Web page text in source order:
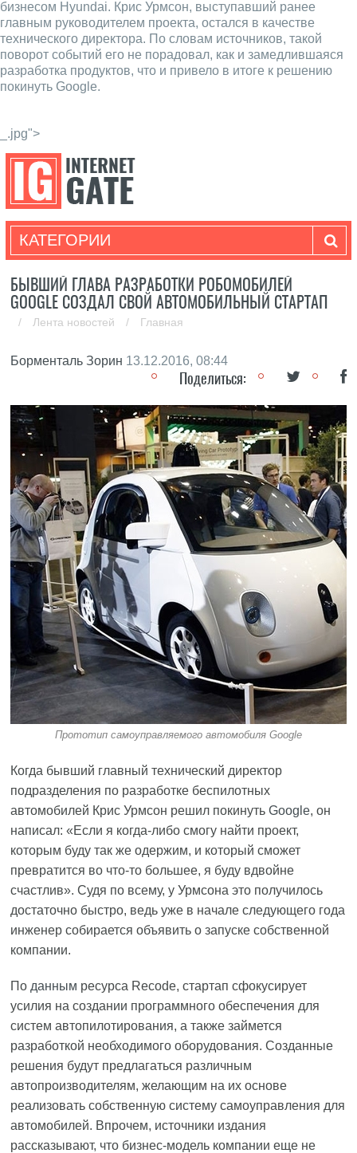
бизнесом Hyundai. Крис Урмсон, выступавший ранее
главным руководителем проекта, остался в качестве
технического директора. По словам источников, такой
поворот событий его не порадовал, как и замедлившаяся
разработка продуктов, что и привело в итоге к решению
покинуть Google.
_.jpg">
КАТЕГОРИИ
БЫВШИЙ ГЛАВА РАЗРАБОТКИ РОБОМОБИЛЕЙ
GOOGLE СОЗДАЛ СВОЙ АВТОМОБИЛЬНЫЙ СТАРТАП
/ Лента новостей / Главная
Борменталь Зорин 13.12.2016, 08:44
Поделиться:
Прототип самоуправляемого автомобиля Google
Когда бывший главный технический директор
подразделения по разработке беспилотных
автомобилей Крис Урмсон решил покинутьGoogle, он
написал: «Если я когда-либо смогу найти проект,
которым буду так же одержим, и который сможет
превратится во что-то большее, я буду вдвойне
счастлив». Судя по всему, у Урмсона это получилось
достаточно быстро, ведь уже в начале следующего года
инженер собирается объявить о запуске собственной
компании.
По данным ресурса Recode, стартап сфокусирует
усилия на создании программного обеспечения для
систем автопилотирования, а также займется
разработкой необходимого оборудования. Созданные
решения будут предлагаться различным
автопроизводителям, желающим на их основе
реализовать собственную систему самоуправления для
автомобилей. Впрочем, источники издания
рассказывают, что бизнес-модель компании еще не